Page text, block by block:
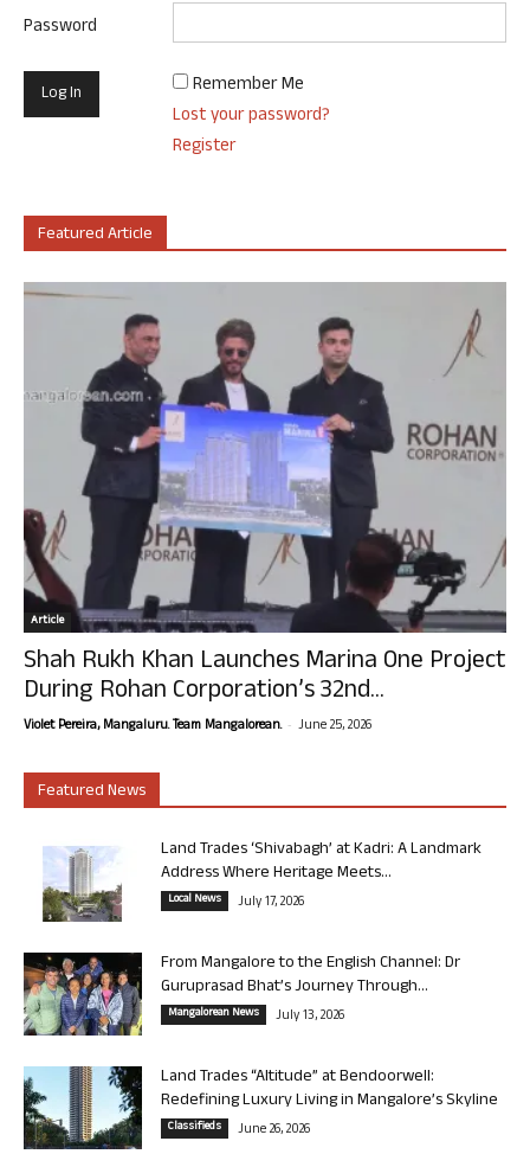
Password
Remember Me
Lost your password?
Register
Featured Article
Article
Shah Rukh Khan Launches Marina One Project
During Rohan Corporation’s 32nd...
Violet Pereira, Mangaluru. Team Mangalorean. - June 25, 2026
Featured News
Land Trades ‘Shivabagh’ at Kadri: A Landmark
Address Where Heritage Meets...
Local News July 17, 2026
From Mangalore to the English Channel: Dr
Guruprasad Bhat’s Journey Through...
Mangalorean News July 13, 2026
Land Trades “Altitude” at Bendoorwell:
Redefining Luxury Living in Mangalore’s Skyline
Classifieds June 26, 2026